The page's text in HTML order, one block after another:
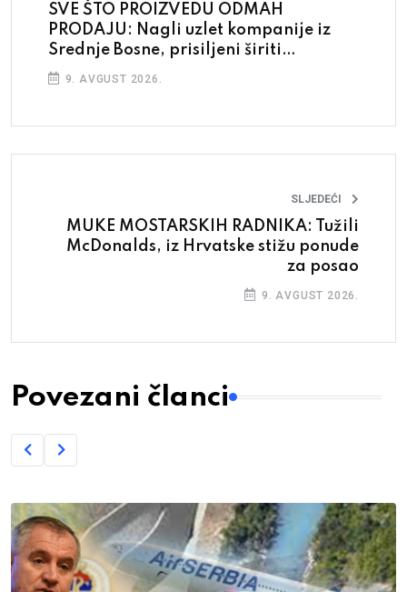
SVE ŠTO PROIZVEDU ODMAH
PRODAJU: Nagli uzlet kompanije iz
Srednje Bosne, prisiljeni širiti
kapacitete
9. AVGUST 2026.
SLJEDEĆI
MUKE MOSTARSKIH RADNIKA: Tužili
McDonalds, iz Hrvatske stižu ponude
za posao
9. AVGUST 2026.
Povezani članci